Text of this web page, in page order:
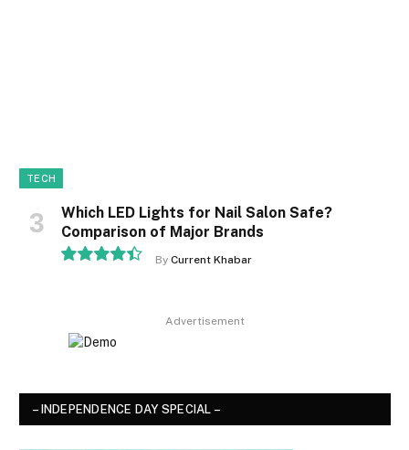
TECH
Which LED Lights for Nail Salon Safe?
Comparison of Major Brands
By Current Khabar
Advertisement
– INDEPENDENCE DAY SPECIAL –